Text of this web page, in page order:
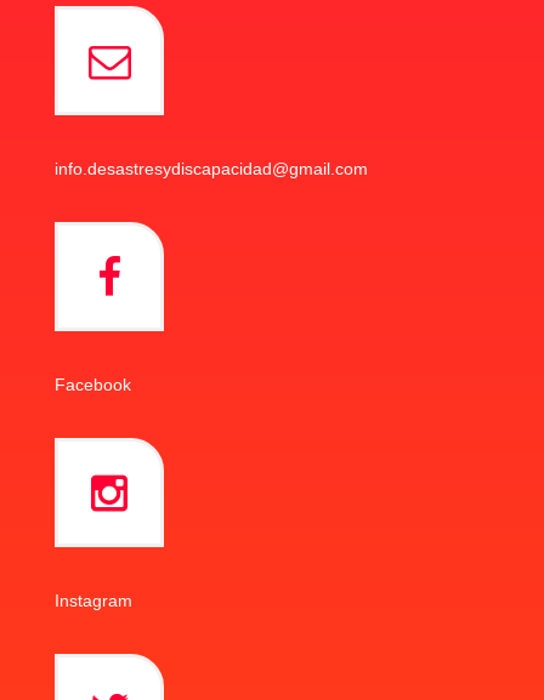
info.desastresydiscapacidad@gmail.com
Facebook
Instagram